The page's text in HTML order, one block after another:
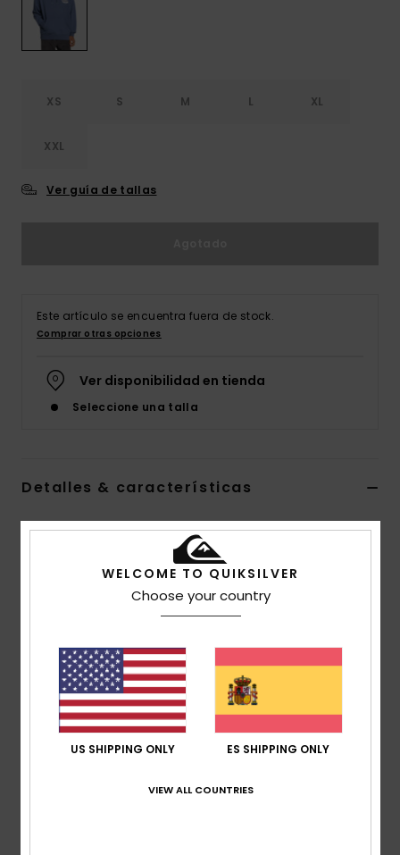
XS S M L XL
XXL
Ver guía de tallas
Este artículo se encuentra fuera de stock.
Comprar otras opciones
Ver disponibilidad en tienda
Seleccione una talla
Detalles & características
Sudadera Azul Hombre
Código de color
Tejido:polar cepillado de 50% algodón reciclado,
30% algodón regular y 20% poliéster reciclado [350
g/m2]
Lavado:tela con lavado para un look vintage
corte: corte extra grande
Mangas largas
WELCOME TO QUIKSILVER
Choose your country
US SHIPPING ONLY ES SHIPPING ONLY
VIEW ALL COUNTRIES